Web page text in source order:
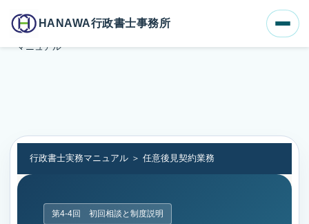
HANAWA行政書士事務所
ホーム
ブログ一覧
任意後見契約の初回相談と制度説明｜新人行政書士のための実務
マニュアル
行政書士実務マニュアル ＞ 任意後見契約業務
第4-4回 初回相談と制度説明